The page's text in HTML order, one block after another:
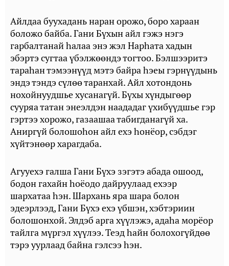
Айлдаа буухадань наран орожо, боро хараан
боложо байба. Гани Бүхын айл гэжэ нэгэ
гарбалтанай һалаа энэ жэл Нарһата хадын
эбэртэ сугтаа үбэлжөөндэ тогтоо. Бэлшээритэ
тараһан тэмээнүүд мэтэ байра һэеы гэрнүүдынь
эндэ тэндэ сүлөө таранхай. Айл хотондонь
нохойнуудшье хусанагүй. Бүхы хүндыгөөр
сууряа татан энеэлдэн наададаг үхибүүдшье гэр
гэртээ хорожо, газаашаа табигданагүй ха.
Аниргүй болошоһон айл ехэ һонёор, сэбдэг
хүйтэнөөр харагдаба.
Агууехэ галша Гани Бүхэ зэгэтэ абада ошоод,
бодон гахайн һоёодо дайруулаад ехээр
шархатаа һэн. Шархань яра шара болон
эдеэрлээд, Гани Бүхэ ехэ үбшэн, хэбтэриин
болошонхой. Элдэб арга хүүлэжэ, адаһа морёор
тайлга мүргэл хүүлээ. Теэд һайн болохогүйдөө
тэрэ уурлаад байна гэлсээ һэн.